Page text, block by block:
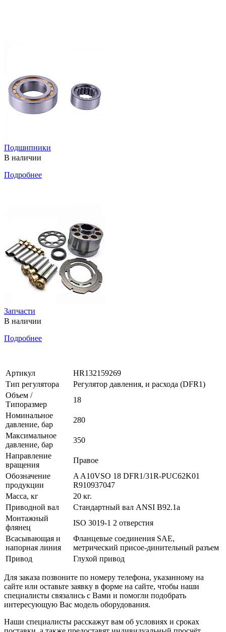
Подшипники
В наличии
Подробнее
Запчасти
В наличии
Подробнее
Артикул
HR132159269
Тип регулятора
Регулятор давления, и расхода (DFR1)
Объем /
Типоразмер
18
Номинальное
давление, бар
280
Максимальное
давление, бар
350
Направление
вращения
Правое
Обозначение
продукции
A A10VSO 18 DFR1/31R-PUC62K01
R910937047
Масса, кг
20 кг.
Приводной вал
Стандартный вал ANSI B92.1a
Монтажный
флянец
ISO 3019-1 2 отверстия
Всасывающая и
напорная линия
Фланцевые соединения SAE,
метрический присое-динительный разъем
Привод
Глухой привод
Для заказа позвоните по номеру телефона, указанному на
сайте или оставьте заявку в форме на сайте, чтобы наши
специалисты связались с Вами и помогли подобрать
интересующую Вас модель оборудования.
Наши специалисты расскажут вам об условиях и сроках